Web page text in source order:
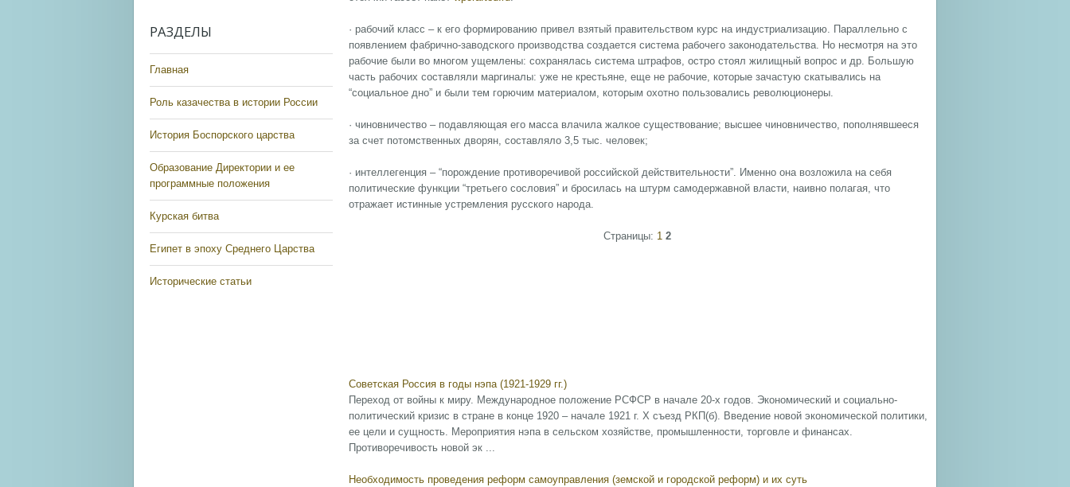
РАЗДЕЛЫ
Главная
Роль казачества в истории России
История Боспорского царства
Образование Директории и ее
программные положения
Курская битва
Египет в эпоху Среднего Царства
Исторические статьи
· рабочий класс – к его формированию привел взятый правительством курс на индустриализацию. Параллельно с
появлением фабрично-заводского производства создается система рабочего законодательства. Но несмотря на это
рабочие были во многом ущемлены: сохранялась система штрафов, остро стоял жилищный вопрос и др. Большую
часть рабочих составляли маргиналы: уже не крестьяне, еще не рабочие, которые зачастую скатывались на
“социальное дно” и были тем горючим материалом, которым охотно пользовались революционеры.
· чиновничество – подавляющая его масса влачила жалкое существование; высшее чиновничество, пополнявшееся
за счет потомственных дворян, составляло 3,5 тыс. человек;
· интеллегенция – “порождение противоречивой российской действительности”. Именно она возложила на себя
политические функции “третьего сословия” и бросилась на штурм самодержавной власти, наивно полагая, что
отражает истинные устремления русского народа.
Страницы: 1 2
Советская Россия в годы нэпа (1921-1929 гг.)
Переход от войны к миру. Международное положение РСФСР в начале 20-х годов. Экономический и социально-
политический кризис в стране в конце 1920 – начале 1921 г. Х съезд РКП(б). Введение новой экономической политики,
ее цели и сущность. Мероприятия нэпа в сельском хозяйстве, промышленности, торговле и финансах.
Противоречивость новой эк ...
Необходимость проведения реформ самоуправления (земской и городской реформ) и их суть